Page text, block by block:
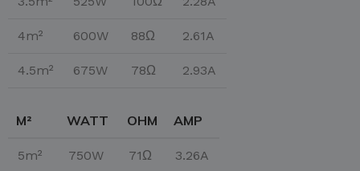
4m² 600W 88Ω 2.61A
4.5m² 675W 78Ω 2.93A
M² WATT OHM AMP
5m² 750W 71Ω 3.26A